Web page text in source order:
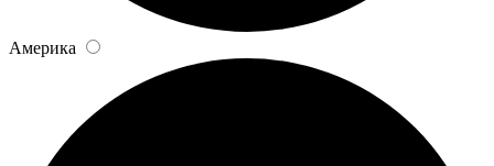
Америка